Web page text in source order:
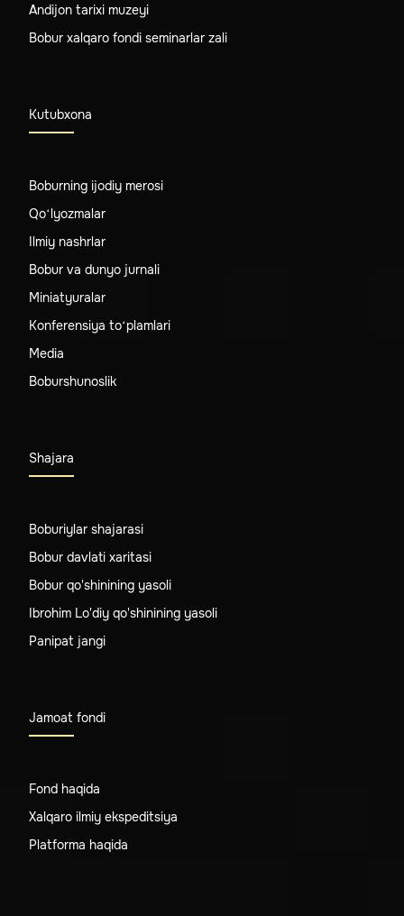
Andijon tarixi muzeyi
Bobur xalqaro fondi seminarlar zali
Kutubxona
Boburning ijodiy merosi
Qo‘lyozmalar
Ilmiy nashrlar
Bobur va dunyo jurnali
Miniatyuralar
Konferensiya to‘plamlari
Media
Boburshunoslik
Shajara
Boburiylar shajarasi
Bobur davlati xaritasi
Bobur qo'shinining yasoli
Ibrohim Lo'diy qo'shinining yasoli
Panipat jangi
Jamoat fondi
Fond haqida
Xalqaro ilmiy ekspeditsiya
Platforma haqida